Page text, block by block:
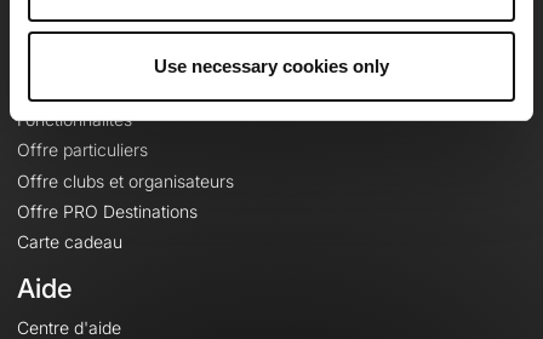
Use necessary cookies only
Fonctionnalités
Offre particuliers
Offre clubs et organisateurs
Offre PRO Destinations
Carte cadeau
Aide
Centre d'aide